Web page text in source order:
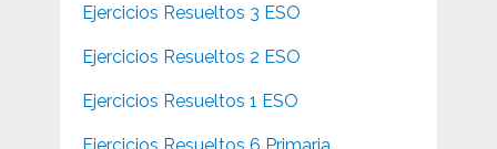
Ejercicios Resueltos 3 ESO
Ejercicios Resueltos 2 ESO
Ejercicios Resueltos 1 ESO
Ejercicios Resueltos 6 Primaria